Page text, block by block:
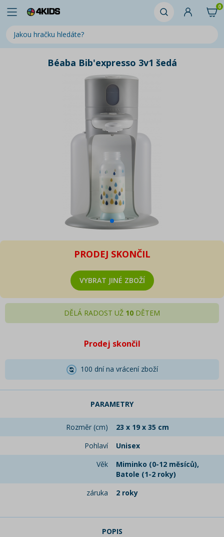
0
Béaba Bib'expresso 3v1 šedá
PRODEJ SKONČIL
VYBRAT JINÉ ZBOŽÍ
DĚLÁ RADOST UŽ 10 DĚTEM
Prodej skončil
100 dní na vrácení zboží
PARAMETRY
Rozměr (cm)
23 x 19 x 35 cm
Pohlaví
Unisex
Věk
Miminko (0-12 měsíců),
Batole (1-2 roky)
záruka
2 roky
POPIS